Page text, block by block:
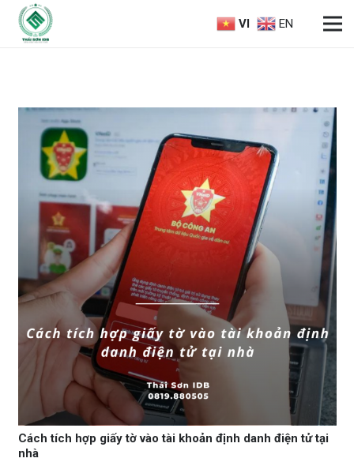
VI EN
Cách tích hợp giấy tờ vào tài khoản định danh điện tử tại
nhà